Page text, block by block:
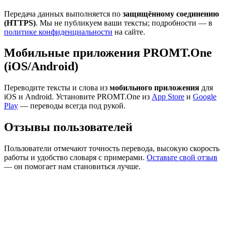
Передача данных выполняется по защищённому соединению
(HTTPS). Мы не публикуем ваши тексты; подробности — в
политике конфиденциальности на сайте.
Мобильные приложения PROMT.One
(iOS/Android)
Переводите тексты и слова из мобильного приложения для
iOS и Android. Установите PROMT.One из App Store и Google
Play — переводы всегда под рукой.
Отзывы пользователей
Пользователи отмечают точность перевода, высокую скорость
работы и удобство словаря с примерами. Оставьте свой отзыв
— он помогает нам становиться лучше.